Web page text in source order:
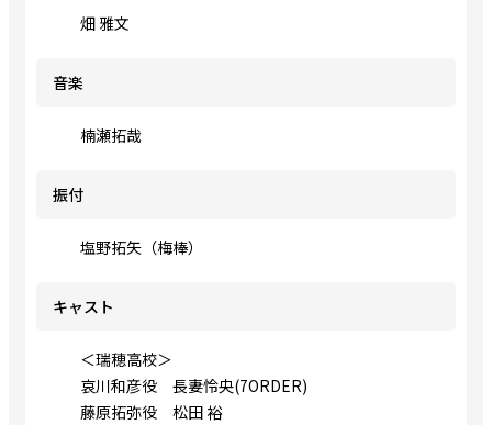
畑 雅文
音楽
楠瀬拓哉
振付
塩野拓矢（梅棒）
キャスト
＜瑞穂高校＞
哀川和彦役 長妻怜央(7ORDER)
藤原拓弥役 松田 裕